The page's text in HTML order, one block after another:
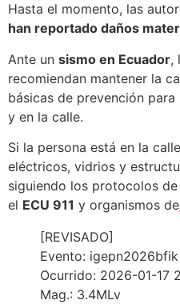
Hasta el momento, las
han reportado daños
Ante un sismo en Ecuador,
recomiendan mantener la
básicas de prevención
y en la calle.
Si la persona está en la
eléctricos, vidrios y
siguiendo los protocolos
el ECU 911 y organismos de
[REVISADO]
Evento: igepn2026bfik
Ocurrido: 2026-01-17
Mag.: 3.4MLv